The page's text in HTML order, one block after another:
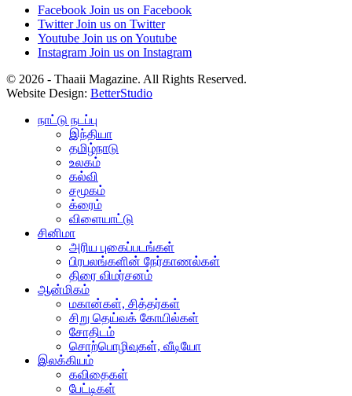
Facebook Join us on Facebook
Twitter Join us on Twitter
Youtube Join us on Youtube
Instagram Join us on Instagram
© 2026 - Thaaii Magazine. All Rights Reserved.
Website Design: BetterStudio
நாட்டு நடப்பு
இந்தியா
தமிழ்நாடு
உலகம்
கல்வி
சமூகம்
க்ரைம்
விளையாட்டு
சினிமா
அரிய புகைப்படங்கள்
பிரபலங்களின் நேர்காணல்கள்
திரை விமர்சனம்
ஆன்மிகம்
மகான்கள், சித்தர்கள்
சிறு தெய்வக் கோயில்கள்
சோதிடம்
சொற்பொழிவுகள், வீடியோ
இலக்கியம்
கவிதைகள்
பேட்டிகள்